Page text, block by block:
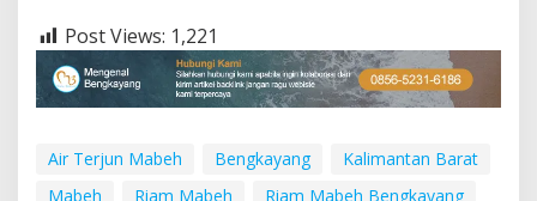
Post Views: 1,221
Air Terjun Mabeh Bengkayang
Kalimantan Barat
Mabeh
Riam Mabeh
Riam Mabeh Bengkayang